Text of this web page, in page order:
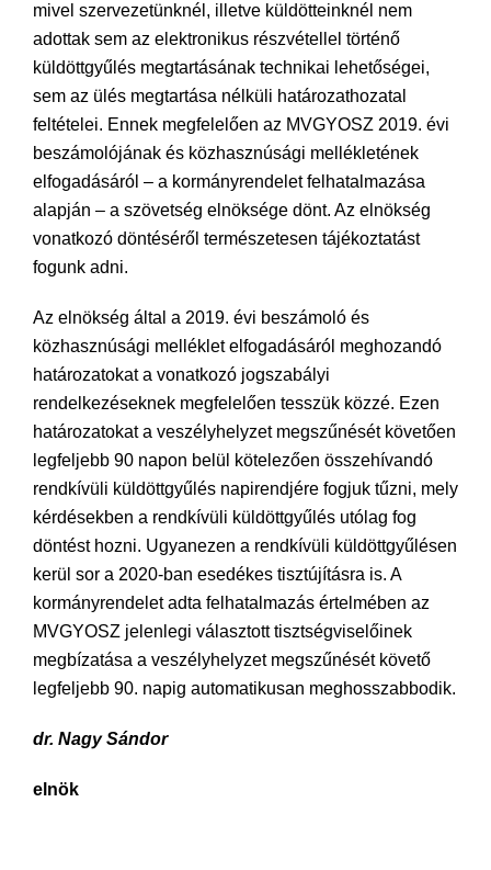
mivel szervezetünknél, illetve küldötteinknél nem
adottak sem az elektronikus részvétellel történő
küldöttgyűlés megtartásának technikai lehetőségei,
sem az ülés megtartása nélküli határozathozatal
feltételei. Ennek megfelelően az MVGYOSZ 2019. évi
beszámolójának és közhasznúsági mellékletének
elfogadásáról – a kormányrendelet felhatalmazása
alapján – a szövetség elnöksége dönt. Az elnökség
vonatkozó döntéséről természetesen tájékoztatást
fogunk adni.
Az elnökség által a 2019. évi beszámoló és
közhasznúsági melléklet elfogadásáról meghozandó
határozatokat a vonatkozó jogszabályi
rendelkezéseknek megfelelően tesszük közzé. Ezen
határozatokat a veszélyhelyzet megszűnését követően
legfeljebb 90 napon belül kötelezően összehívandó
rendkívüli küldöttgyűlés napirendjére fogjuk tűzni, mely
kérdésekben a rendkívüli küldöttgyűlés utólag fog
döntést hozni. Ugyanezen a rendkívüli küldöttgyűlésen
kerül sor a 2020-ban esedékes tisztújításra is. A
kormányrendelet adta felhatalmazás értelmében az
MVGYOSZ jelenlegi választott tisztségviselőinek
megbízatása a veszélyhelyzet megszűnését követő
legfeljebb 90. napig automatikusan meghosszabbodik.
dr. Nagy Sándor
elnök